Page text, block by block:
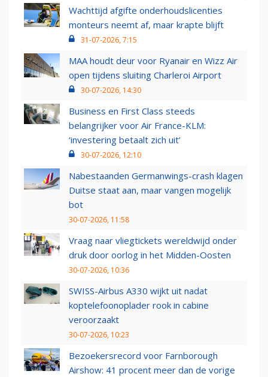
Wachttijd afgifte onderhoudslicenties
monteurs neemt af, maar krapte blijft
31-07-2026, 7:15
MAA houdt deur voor Ryanair en Wizz Air
open tijdens sluiting Charleroi Airport
30-07-2026, 14:30
Business en First Class steeds
belangrijker voor Air France-KLM:
‘investering betaalt zich uit’
30-07-2026, 12:10
Nabestaanden Germanwings-crash klagen
Duitse staat aan, maar vangen mogelijk
bot
30-07-2026, 11:58
Vraag naar vliegtickets wereldwijd onder
druk door oorlog in het Midden-Oosten
30-07-2026, 10:36
SWISS-Airbus A330 wijkt uit nadat
koptelefoonoplader rook in cabine
veroorzaakt
30-07-2026, 10:23
Bezoekersrecord voor Farnborough
Airshow: 41 procent meer dan de vorige